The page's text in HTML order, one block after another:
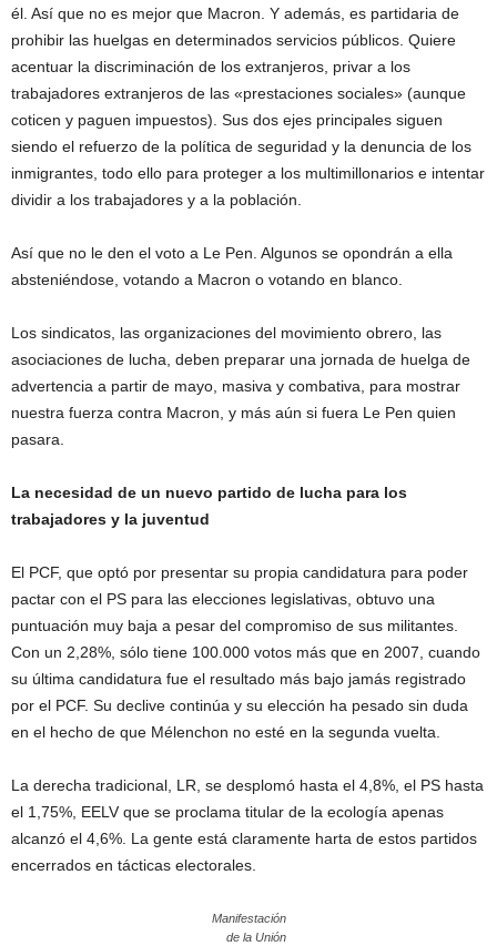
él. Así que no es mejor que Macron. Y además, es partidaria de
prohibir las huelgas en determinados servicios públicos. Quiere
acentuar la discriminación de los extranjeros, privar a los
trabajadores extranjeros de las «prestaciones sociales» (aunque
coticen y paguen impuestos). Sus dos ejes principales siguen
siendo el refuerzo de la política de seguridad y la denuncia de los
inmigrantes, todo ello para proteger a los multimillonarios e intentar
dividir a los trabajadores y a la población.
Así que no le den el voto a Le Pen. Algunos se opondrán a ella
absteniéndose, votando a Macron o votando en blanco.
Los sindicatos, las organizaciones del movimiento obrero, las
asociaciones de lucha, deben preparar una jornada de huelga de
advertencia a partir de mayo, masiva y combativa, para mostrar
nuestra fuerza contra Macron, y más aún si fuera Le Pen quien
pasara.
La necesidad de un nuevo partido de lucha para los
trabajadores y la juventud
El PCF, que optó por presentar su propia candidatura para poder
pactar con el PS para las elecciones legislativas, obtuvo una
puntuación muy baja a pesar del compromiso de sus militantes.
Con un 2,28%, sólo tiene 100.000 votos más que en 2007, cuando
su última candidatura fue el resultado más bajo jamás registrado
por el PCF. Su declive continúa y su elección ha pesado sin duda
en el hecho de que Mélenchon no esté en la segunda vuelta.
La derecha tradicional, LR, se desplomó hasta el 4,8%, el PS hasta
el 1,75%, EELV que se proclama titular de la ecología apenas
alcanzó el 4,6%. La gente está claramente harta de estos partidos
encerrados en tácticas electorales.
Manifestación
de la Unión